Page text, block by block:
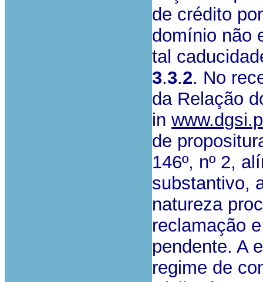
de crédito
domínio não
tal
3.3.2. No
da Relação
in
de
146º, nº 2,
substantivo,
natureza
reclamação
pendente. A
regime de